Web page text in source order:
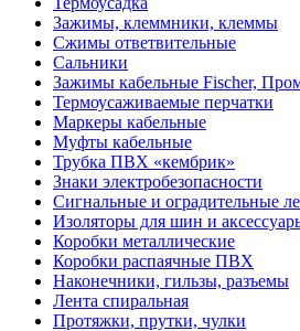
Зажимы, клеммники, клеммы
Сжимы ответвительные
Сальники
Зажимы кабельные Fischer,
Термоусаживаемые перчатки
Маркеры кабельные
Муфты кабельные
Трубка ПВХ «кембрик»
Знаки электробезопасности
Сигнальные и оградительные
Изоляторы для шин и
Коробки металлические
Коробки распаячные ПВХ
Наконечники, гильзы, разъемы
Лента спиральная
Протяжки, прутки, чулки